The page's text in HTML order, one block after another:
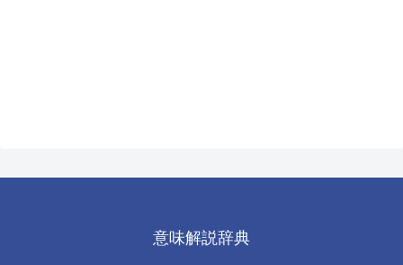
意味解説辞典